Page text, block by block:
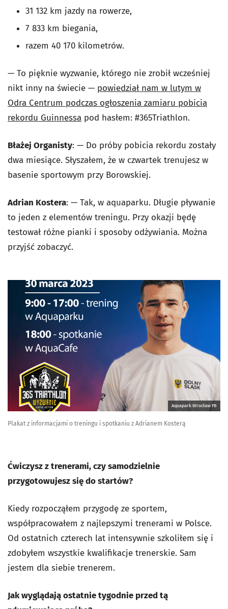
31 132 km jazdy na rowerze,
7 833 km biegania,
razem 40 170 kilometrów.
— To pięknie wyzwanie, którego nie zrobił wcześniej
nikt inny na świecie — powiedział nam w lutym w
Odra Centrum podczas ogłoszenia zamiaru pobicia
rekordu Guinnessa pod hasłem: #365Triathlon.
Błażej Organisty: — Do próby pobicia rekordu zostały
dwa miesiące. Słyszałem, że w czwartek trenujesz w
basenie sportowym przy Borowskiej.
Adrian Kostera: — Tak, w aquaparku. Długie pływanie
to jeden z elementów treningu. Przy okazji będę
testował różne pianki i sposoby odżywiania. Można
przyjść zobaczyć.
Aquapark Wrocław FB
Plakat z informacjami o treningu i spotkaniu z Adrianem Kosterą
Ćwiczysz z trenerami, czy samodzielnie
przygotowujesz się do startów?
Kiedy rozpocząłem przygodę ze sportem,
współpracowałem z najlepszymi trenerami w Polsce.
Od ostatnich czterech lat intensywnie szkoliłem się i
zdobyłem wszystkie kwalifikacje trenerskie. Sam
jestem dla siebie trenerem.
Jak wyglądają ostatnie tygodnie przed tą